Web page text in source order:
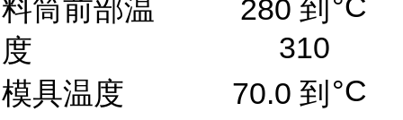
料筒前部温
度
280 到
310
模具温度
70.0 到 °C